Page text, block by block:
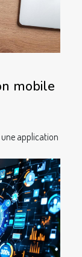
mobile
application